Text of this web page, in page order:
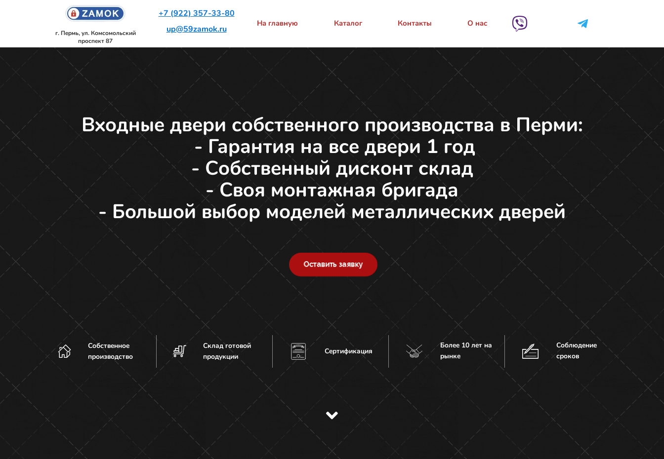
г. Пермь, ул. Комсомольский
проспект 87
+7 (922) 357-33-80
up@59zamok.ru
На главную Каталог Контакты О нас
Входные двери собственного производства в Перми:
- Гарантия на все двери 1 год
- Собственный дисконт склад
- Своя монтажная бригада
- Большой выбор моделей металлических дверей
Оставить заявку
Собственное
производство
Склад готовой
продукции
Сертификация
Более 10 лет на
рынке
Соблюдение
сроков